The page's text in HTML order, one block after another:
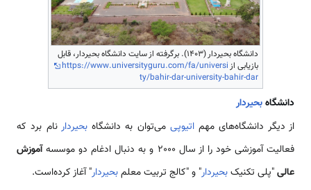
دانشگاه بحیردار (1403). برگرفته از سایت دانشگاه بحیردار، قابل
بازیابی از https://www.universityguru.com/fa/universi
ty/bahir-dar-university-bahir-dar
دانشگاهبحیردار
از دیگر دانشگاه‌‌های مهماتیوپی ‌می‌توان به دانشگاهبحیردار نام برد که
فعالیت آموزشی خود را از سال 2000 و به دنبال ادغام دو موسسه
آموزش
عالی"پلی تکنیکبحیردار" و "کالج تربیت معلمبحیردار" آغاز کرده‌است.